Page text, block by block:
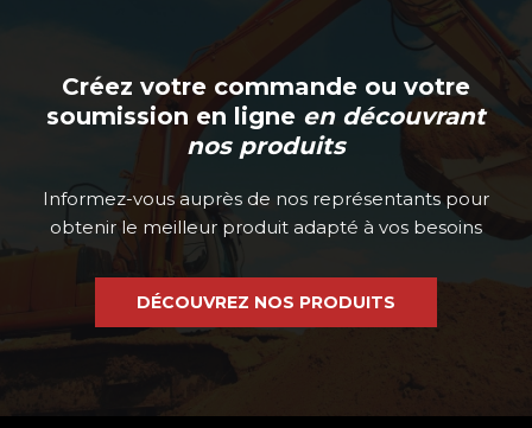
Créez votre commande ou votre
soumission en ligne en découvrant
nos produits
Informez-vous auprès de nos représentants pour
obtenir le meilleur produit adapté à vos besoins
DÉCOUVREZ NOS PRODUITS